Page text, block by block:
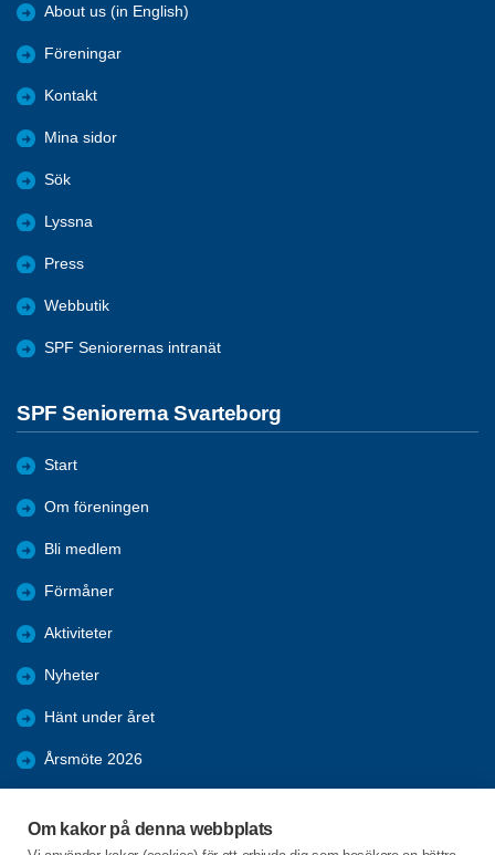
Om kakor på denna webbplats
About us (in English)
Föreningar
Kontakt
Mina sidor
Sök
Lyssna
Press
Webbutik
SPF Seniorernas intranät
SPF Seniorerna Svarteborg
Start
Om föreningen
Bli medlem
Förmåner
Aktiviteter
Nyheter
Hänt under året
Årsmöte 2026
Kpr möten 2025